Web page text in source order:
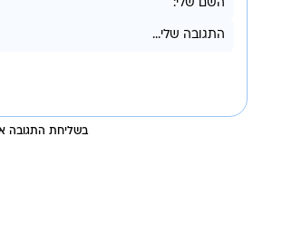
בשליחת התגובה